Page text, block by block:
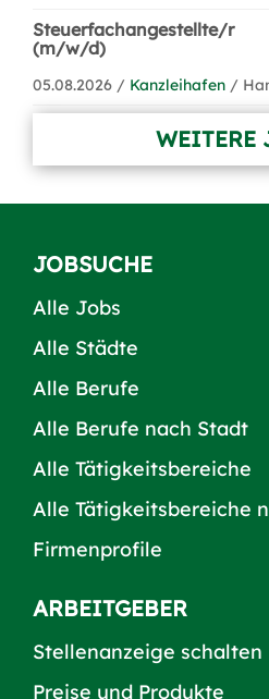
Steuerfachangestellte/r
(m/w/d)
05.08.2026 / Kanzleihafen /
WEITERE
JOBSUCHE
Alle Jobs
Alle Städte
Alle Berufe
Alle Berufe nach Stadt
Alle Tätigkeitsbereiche
Alle Tätigkeitsbereiche
Firmenprofile
ARBEITGEBER
Stellenanzeige schalten
Preise und Produkte